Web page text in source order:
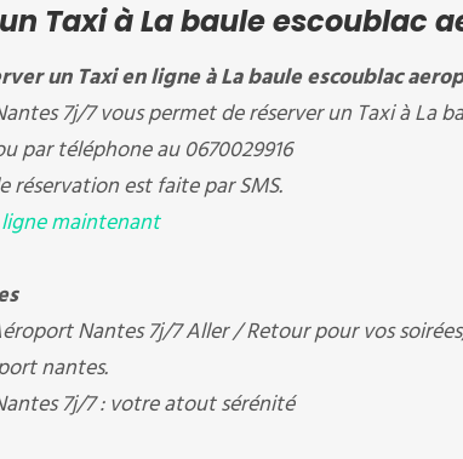
Taxi à La baule escoublac
un Taxi en ligne à La baule escoublac
7j/7 vous permet de réserver un Taxi à La
par téléphone au 0670029916
réservation est faite par SMS.
ligne maintenant
Nantes 7j/7 Aller / Retour pour vos
nantes.
7j/7 : votre atout sérénité